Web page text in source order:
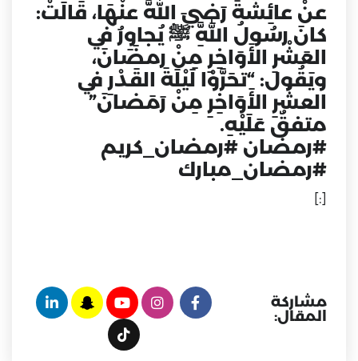
عنْ عائِشَةَ رَضِيَ اللَّه عنْهَا، قَالَتْ:
كانَ رسُولُ اللَّهِ ﷺ يُجاوِرُ في
العَشْرِ الأَوَاخِرِ مِنْ رمضَانَ،
ويَقُول: “تحَرَّوْا لَيْلَةَ القَدْرِ في
العشْرِ الأَوَاخِرِ مِنْ رَمَضانَ”
متفقٌ عَلَيْهِ.
#رمضان #رمضان_كريم
#رمضان_مبارك
[:]
مشاركة
المقال: